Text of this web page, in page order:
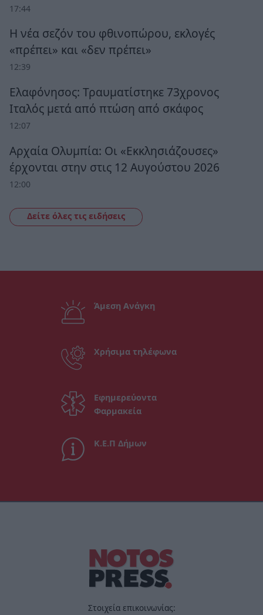
17:44
Η νέα σεζόν του φθινοπώρου, εκλογές
«πρέπει» και «δεν πρέπει»
12:39
Ελαφόνησος: Τραυματίστηκε 73χρονος
Ιταλός μετά από πτώση από σκάφος
12:07
Αρχαία Ολυμπία: Οι «Εκκλησιάζουσες»
έρχονται στην στις 12 Αυγούστου 2026
12:00
Δείτε όλες τις ειδήσεις
Άμεση Ανάγκη
Χρήσιμα τηλέφωνα
Εφημερεύοντα
Φαρμακεία
Κ.Ε.Π Δήμων
Στοιχεία επικοινωνίας: